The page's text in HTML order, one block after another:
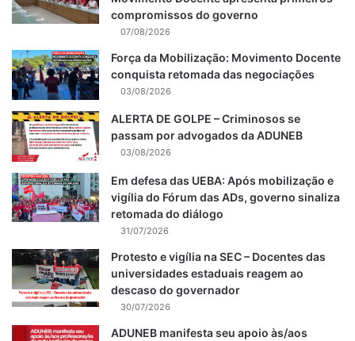
compromissos do governo
07/08/2026
Força da Mobilização: Movimento Docente
conquista retomada das negociações
03/08/2026
ALERTA DE GOLPE – Criminosos se
passam por advogados da ADUNEB
03/08/2026
Em defesa das UEBA: Após mobilização e
vigília do Fórum das ADs, governo sinaliza
retomada do diálogo
31/07/2026
Protesto e vigília na SEC – Docentes das
universidades estaduais reagem ao
descaso do governador
30/07/2026
ADUNEB manifesta seu apoio às/aos